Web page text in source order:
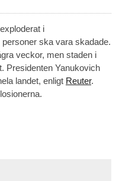
i
ska vara skadade.
veckor, men staden i
Presidenten Yanukovich
landet, enligt Reuter.